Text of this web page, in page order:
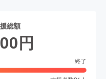
総額
円
終了